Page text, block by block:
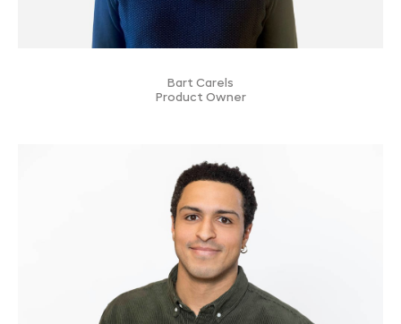
Bart Carels
Product Owner